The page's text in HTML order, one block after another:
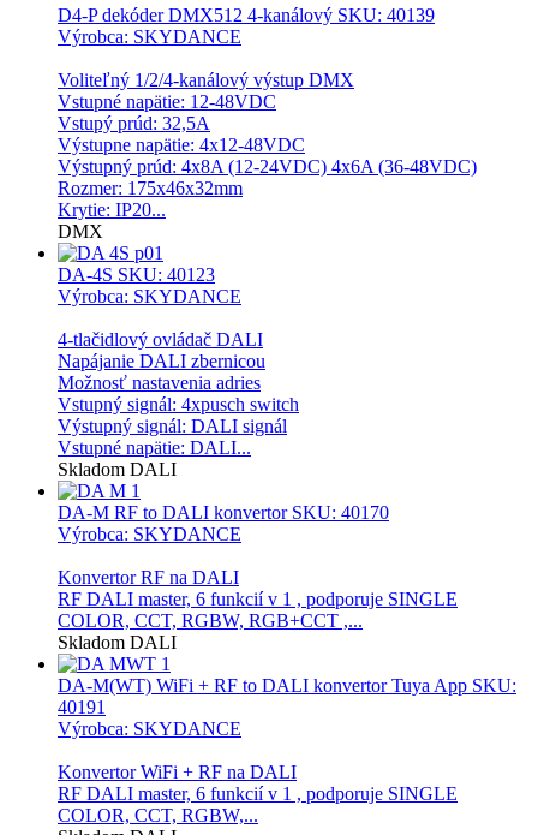
D4-P dekóder DMX512 4-kanálový SKU: 40139
Výrobca: SKYDANCE
Voliteľný 1/2/4-kanálový výstup DMX
Vstupné napätie: 12-48VDC
Vstupý prúd: 32,5A
Výstupne napätie: 4x12-48VDC
Výstupný prúd: 4x8A (12-24VDC) 4x6A (36-48VDC)
Rozmer: 175x46x32mm
Krytie: IP20...
DMX
DA-4S SKU: 40123
Výrobca: SKYDANCE
4-tlačidlový ovládač DALI
Napájanie DALI zbernicou
Možnosť nastavenia adries
Vstupný signál: 4xpusch switch
Výstupný signál: DALI signál
Vstupné napätie: DALI...
Skladom DALI
DA-M RF to DALI konvertor SKU: 40170
Výrobca: SKYDANCE
Konvertor RF na DALI
RF DALI master, 6 funkcií v 1 , podporuje SINGLE
COLOR, CCT, RGBW, RGB+CCT ,...
Skladom DALI
DA-M(WT) WiFi + RF to DALI konvertor Tuya App SKU:
40191
Výrobca: SKYDANCE
Konvertor WiFi + RF na DALI
RF DALI master, 6 funkcií v 1 , podporuje SINGLE
COLOR, CCT, RGBW,...